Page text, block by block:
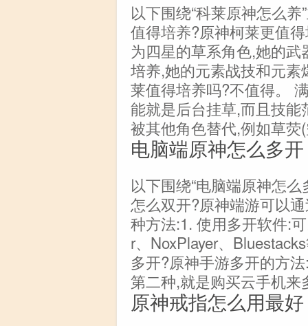
以下围绕“科莱原神怎么
值得培养?原神柯莱更值
为四星的草系角色,她的
培养,她的元素战技和元
莱值得培养吗?不值得。
能就是后台挂草,而且技
被其他角色替代,例如草荧
电脑端原神怎么多开
以下围绕“电脑端原神怎
怎么双开?原神端游可以
种方法:1. 使用多开软件:
r、NoxPlayer、
多开?原神手游多开的方
第二种,就是购买云手机
原神戒指怎么用最好